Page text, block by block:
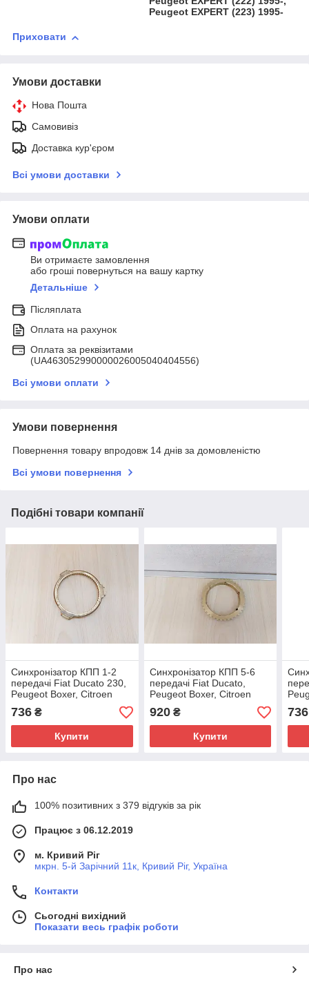
Peugeot EXPERT (223) 1995-
Приховати
Умови доставки
Нова Пошта
Самовивіз
Доставка кур'єром
Всі умови доставки
Умови оплати
Ви отримаєте замовлення
або гроші повернуться на вашу картку
Детальніше
Післяплата
Оплата на рахунок
Оплата за реквізитами
(UA463052990000026005040404556)
Всі умови оплати
Умови повернення
Повернення товару впродовж 14 днів за домовленістю
Всі умови повернення
Подібні товари компанії
Синхронізатор КПП 1-2
передачі Fiat Ducato 230,
Peugeot Boxer, Citroen
Jumper (1994-2002),
232403
736 ₴
Купити
Синхронізатор КПП 5-6
передачі Fiat Ducato,
Peugeot Boxer, Citroen
Jumper 4 (14-...)
2.2/2.3JTD/HDi, 238826
920₴
Купити
736
Про нас
100% позитивних з 379 відгуків за рік
Працює з 06.12.2019
м. Кривий Ріг
мкрн. 5-й Зарічний 11к, Кривий Ріг, Україна
Контакти
Сьогодні вихідний
Показати весь графік роботи
Про нас